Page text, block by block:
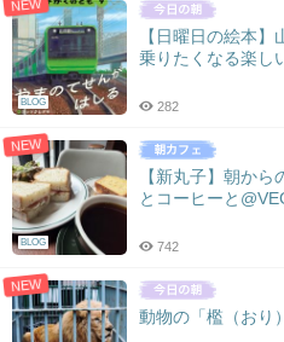
ゲ
ー
シ
ョ
NEW
BLOG
【日曜日の絵本
乗りたくなる楽し
282
NEW
BLOG
【新丸子】朝か
とコーヒーと
742
NEW
動物の「檻（おり